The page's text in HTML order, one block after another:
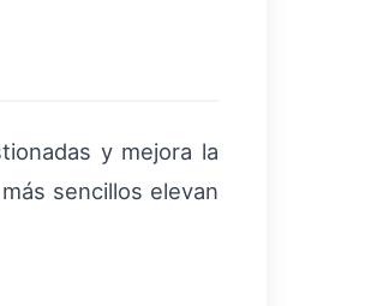
y mejora la
sencillos elevan